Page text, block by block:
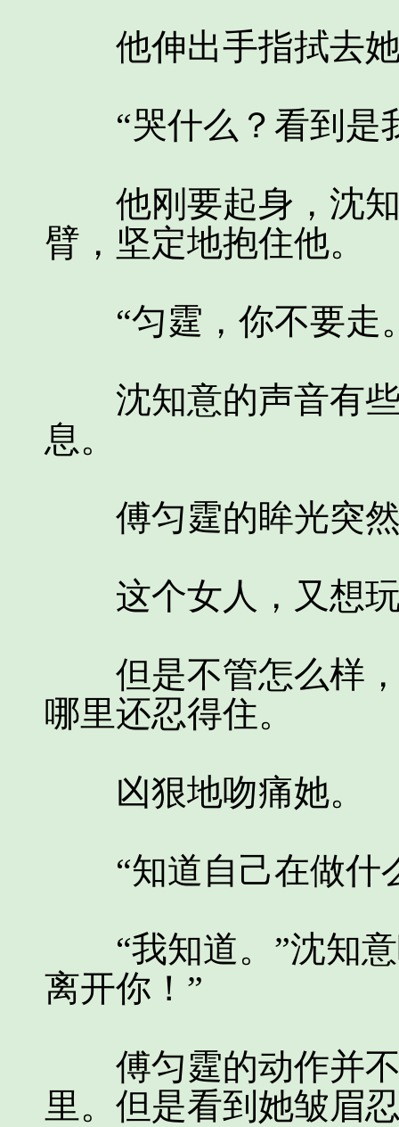
他伸出手指拭去她
“哭什么？看到是
他刚要起身，沈知
臂，坚定地抱住他。
“匀霆，你不要走
沈知意的声音有些
息。
傅匀霆的眸光突然
这个女人，又想玩
但是不管怎么样，
哪里还忍得住。
凶狠地吻痛她。
“知道自己在做什
“我知道。”沈知意
离开你！”
傅匀霆的动作并不
里。但是看到她皱眉